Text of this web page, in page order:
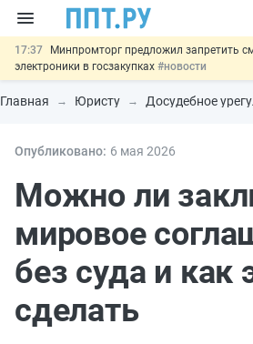
17:37
Минпромторг предложил запретить
электроники в госзакупках #новости
17:13 Подписан указ об отмене
недружественных стран
#новости
15:51 МВД запускает автоматическое
13:48
банковской гарантией
#новости
Главная Юристу Досудебное
Опубликовано: 6 мая 2026
Можно ли
мировое
без суда и как
сделать